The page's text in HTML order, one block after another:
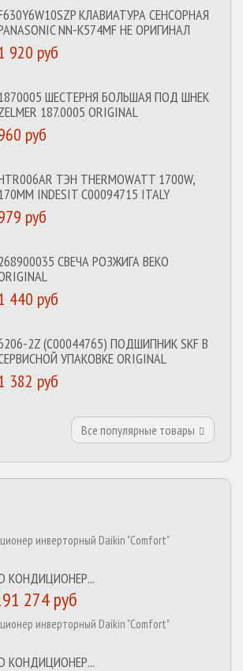
КЛАВИАТУРА СЕНСОРНАЯ
NN-K574MF НЕ ОРИГИНАЛ
920 руб
ШЕСТЕРНЯ БОЛЬШАЯ ПОД ШНЕК
187.0005 ORIGINAL
руб
ТЭН THERMOWATT 1700W,
INDESIT C00094715 ITALY
руб
СВЕЧА РОЗЖИГА BEKO
440 руб
2Z (C00044765) ПОДШИПНИК SKF В
УПАКОВКЕ ORIGINAL
382 руб
Все популярные товары
КОНДИЦИОНЕР...
274 руб
КОНДИЦИОНЕР...